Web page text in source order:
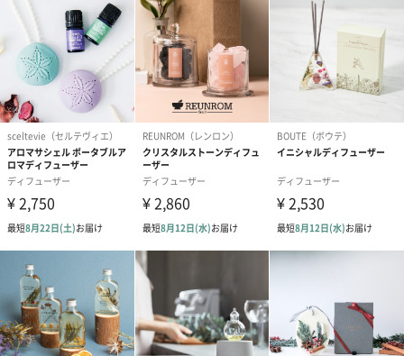
商品詳細情報
成分
水、エタノール（サトウキビ由来）、香料、溶剤
内容量
400ml
本体サイズ
縦31cm×横9cm×奥行9cm
本体重量
外装サイズ
縦24.5cm×横20cm×奥行12.5cm
パッケージ内
同梱物
・ディフューザーボトル
・ディフューザーリキッド
・リードスティック ブラック
製造国（原産
国）
日本